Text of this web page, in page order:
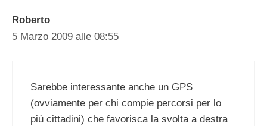
Roberto
5 Marzo 2009 alle 08:55
Sarebbe interessante anche un GPS
(ovviamente per chi compie percorsi per lo
più cittadini) che favorisca la svolta a destra